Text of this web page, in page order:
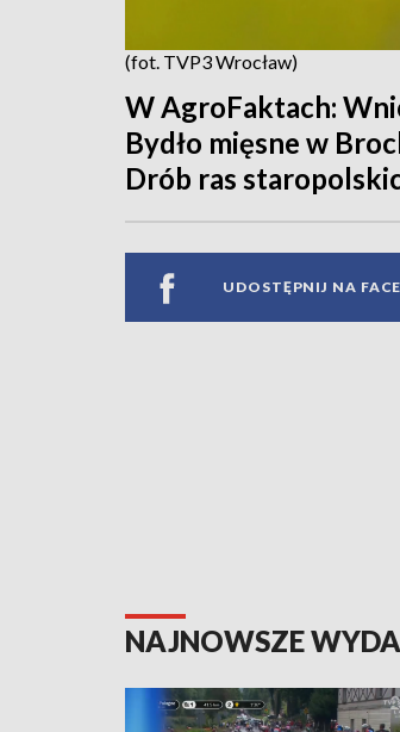
(fot. TVP3 Wrocław)
W AgroFaktach:
Bydło mięsne w
Drób ras
UDOSTĘPNIJ NA
NAJNOWSZE